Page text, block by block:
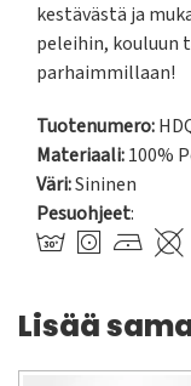
kestävästä ja
peleihin, kouluun
parhaimmillaan!
Tuotenumero:
Materiaali:100%
Väri:Sininen
Pesuohjeet:
Lisää